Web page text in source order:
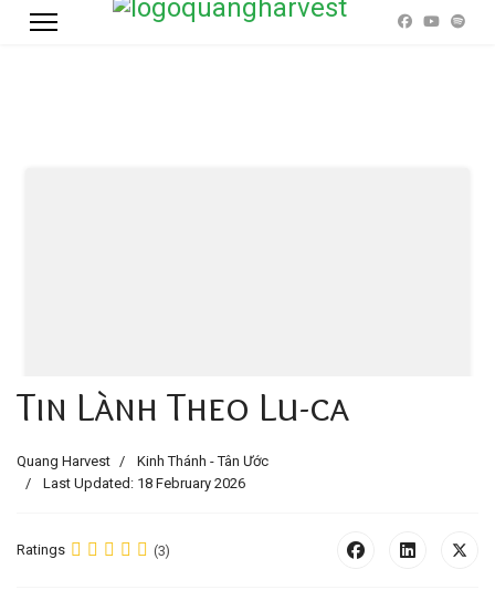
Tin Lành Theo Lu-ca
Quang Harvest
Kinh Thánh - Tân Ước
Last Updated: 18 February 2026
Ratings (3)